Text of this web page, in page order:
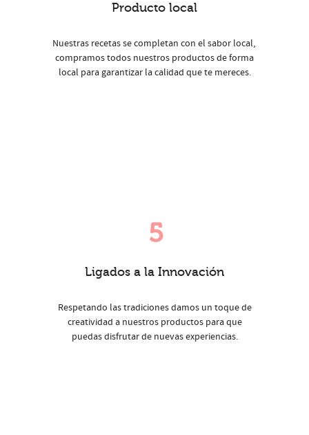
Producto local
Nuestras recetas se completan con el sabor local,
compramos todos nuestros productos de forma
local para garantizar la calidad que te mereces.
5
Ligados a la Innovación
Respetando las tradiciones damos un toque de
creatividad a nuestros productos para que
puedas disfrutar de nuevas experiencias.